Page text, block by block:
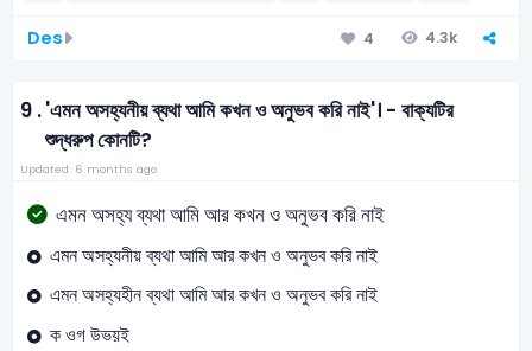
Des 4 4.3k
9 .'এমন অসহ্যনীয় ব্যথা আমি কখন ও অনুভব করি নাই'। - বাক্যটির
শুদ্ধরুপ কোনটি?
Updated: 6 months ago
এমন অসহ্য ব্যথা আমি আর কখন ও অনুভব করি নাই
এমন অসহ্যনীয় ব্যথা আমি আর কখন ও অনুভব করি নাই
এমন অসহ্যহীন ব্যথা আমি আর কখন ও অনুভব করি নাই
ক ওগ উভয়ই